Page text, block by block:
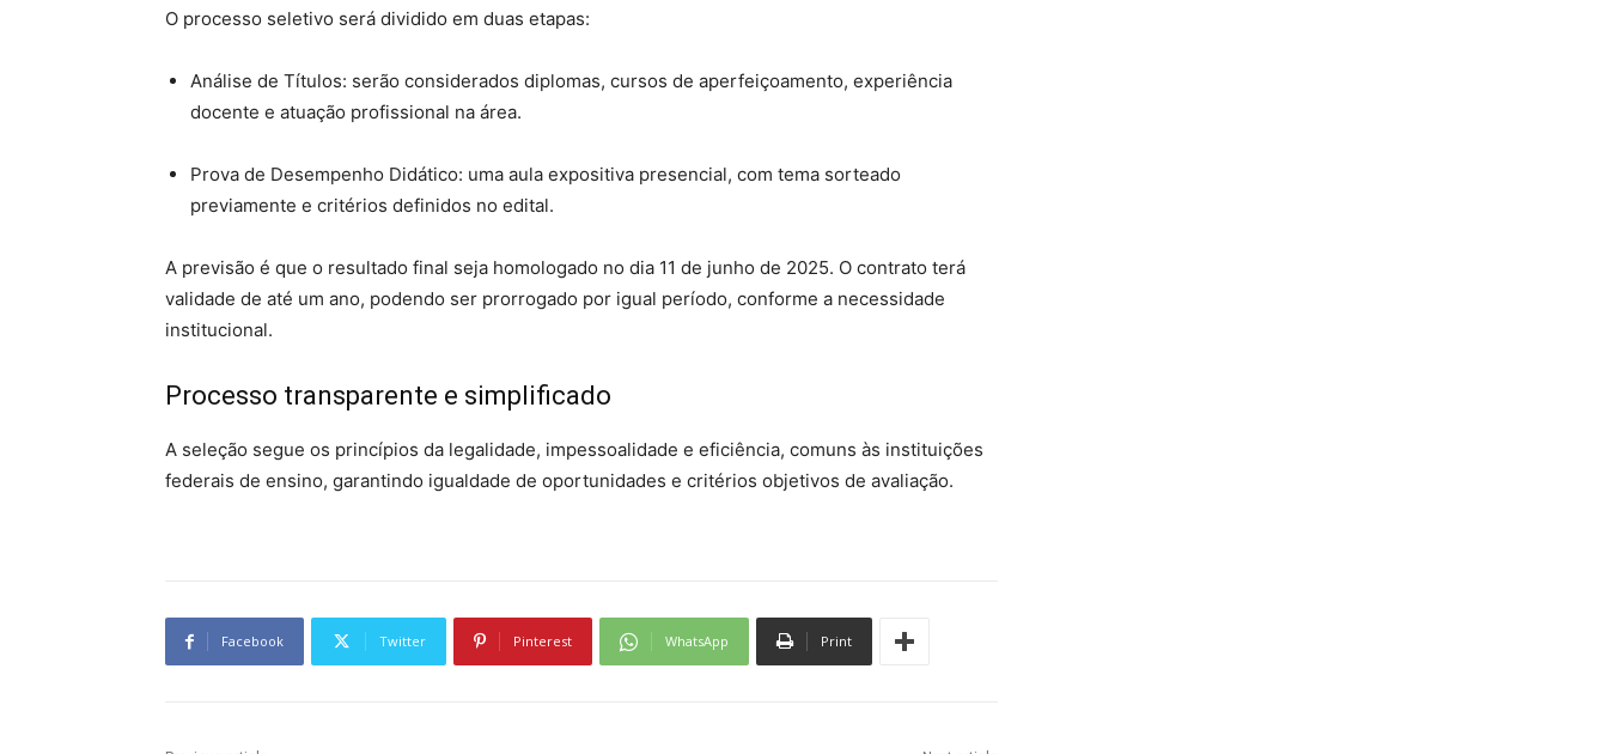
O processo seletivo será dividido em duas etapas:
Análise de Títulos: serão considerados diplomas, cursos de aperfeiçoamento, experiência
docente e atuação profissional na área.
Prova de Desempenho Didático: uma aula expositiva presencial, com tema sorteado
previamente e critérios definidos no edital.
A previsão é que o resultado final seja homologado no dia 11 de junho de 2025. O contrato terá
validade de até um ano, podendo ser prorrogado por igual período, conforme a necessidade
institucional.
Processo transparente e simplificado
A seleção segue os princípios da legalidade, impessoalidade e eficiência, comuns às instituições
federais de ensino, garantindo igualdade de oportunidades e critérios objetivos de avaliação.
Facebook Twitter Pinterest WhatsApp Print